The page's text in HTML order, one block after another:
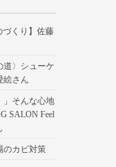
づくり】佐藤
道〉シューケ
絵さん
」そんな心地
SALON Feel
のカビ対策